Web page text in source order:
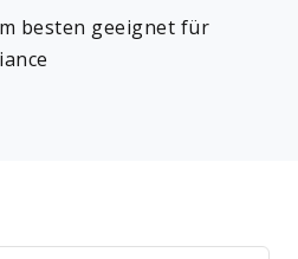
besten geeignet für